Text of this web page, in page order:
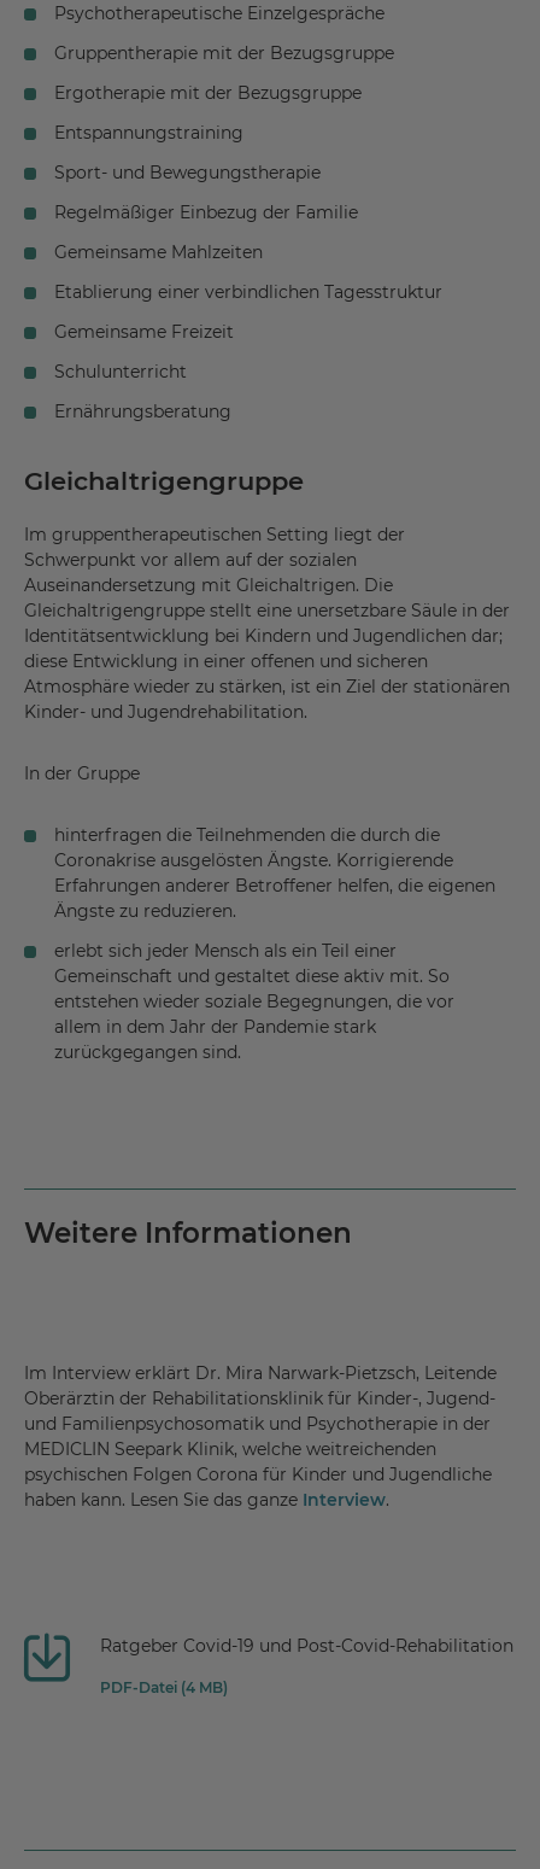
Psychotherapeutische Einzelgespräche
Gruppentherapie mit der Bezugsgruppe
Ergotherapie mit der Bezugsgruppe
Entspannungstraining
Sport- und Bewegungstherapie
Regelmäßiger Einbezug der Familie
Gemeinsame Mahlzeiten
Etablierung einer verbindlichen Tagesstruktur
Gemeinsame Freizeit
Schulunterricht
Ernährungsberatung
Gleichaltrigengruppe
Im gruppentherapeutischen Setting liegt der
Schwerpunkt vor allem auf der sozialen
Auseinandersetzung mit Gleichaltrigen. Die
Gleichaltrigengruppe stellt eine unersetzbare Säule in der
Identitätsentwicklung bei Kindern und Jugendlichen dar;
diese Entwicklung in einer offenen und sicheren
Atmosphäre wieder zu stärken, ist ein Ziel der stationären
Kinder- und Jugendrehabilitation.
In der Gruppe
hinterfragen die Teilnehmenden die durch die
Coronakrise ausgelösten Ängste. Korrigierende
Erfahrungen anderer Betroffener helfen, die eigenen
Ängste zu reduzieren.
erlebt sich jeder Mensch als ein Teil einer
Gemeinschaft und gestaltet diese aktiv mit. So
entstehen wieder soziale Begegnungen, die vor
allem in dem Jahr der Pandemie stark
zurückgegangen sind.
Weitere Informationen
Im Interview erklärt Dr. Mira Narwark-Pietzsch, Leitende
Oberärztin der Rehabilitationsklinik für Kinder-, Jugend-
und Familienpsychosomatik und Psychotherapie in der
MEDICLIN Seepark Klinik, welche weitreichenden
psychischen Folgen Corona für Kinder und Jugendliche
haben kann. Lesen Sie das ganze Interview.
Ratgeber Covid-19 und Post-Covid-Rehabilitation
PDF-Datei (4 MB)